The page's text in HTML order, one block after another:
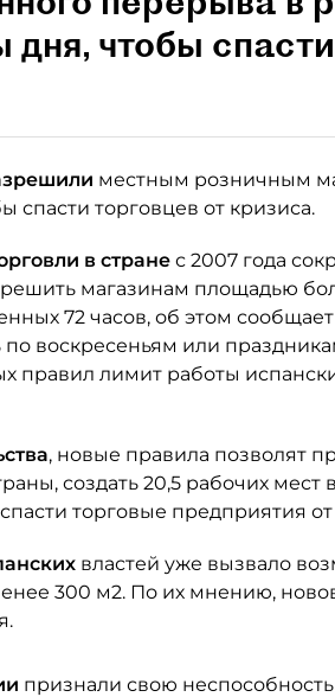
чтобы
местным розничным
спасти торговцев от кризиса.
в стране с 2007 года
магазинам площадью
72 часов, об этом
по воскресеньям или
правил лимит работы
, новые правила позволят
создать 20,5 рабочих мест
торговые предприятия от
властей уже вызвало
300 м2. По их мнению,
признали свою